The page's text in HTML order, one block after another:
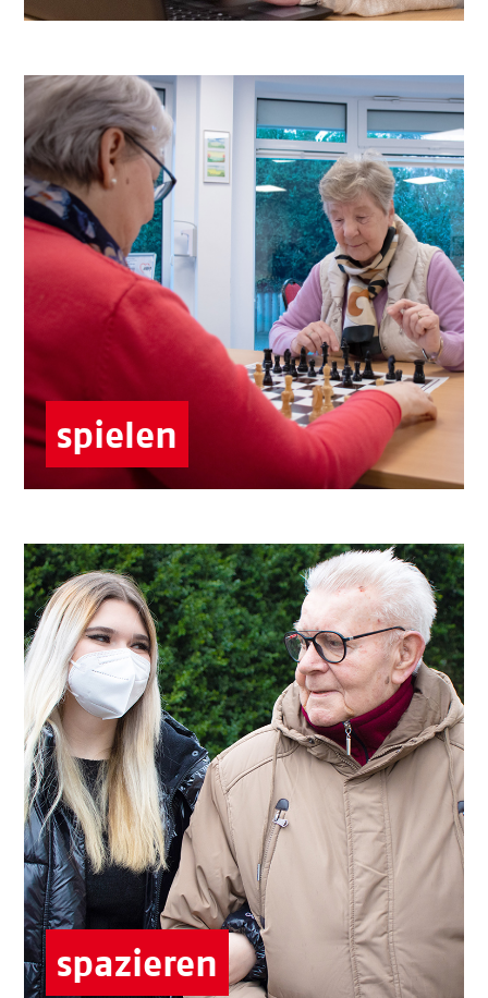
spielen
Spaß und Spiele gehört für Sie zum Leben?
Das geht bei uns z.B. in den Angeboten des
Hortes oder bei Spielnachmittage in den
Treffs oder Pflegeeinrichtungen.
Kitas & Hort
Senior:innen-Zentren
Senior:innen-Treffs
Börgerhus
Älter werden in Groß Klein
spazieren
Gehen Sie gern spazieren und gestalten
aktiv Ihre Freizeit?
Dann genießen Sie doch gemeinsam mit den
Senior:innen die frische Luft oder
übernehmen
die Begleitung einer Busreise.
Senior:innen-Zentren
Senior:innen-Treffs
Älter werden in Groß Klein